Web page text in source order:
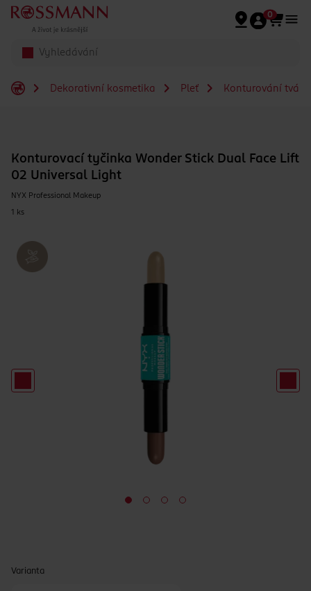
Přeskočit na hlavmní obsah
0
Dekorativní kosmetika Pleť Konturování tváře
Konturovací tyčinka Wonder Stick Dual Face Lift
02 Universal Light
NYX Professional Makeup
1 ks
Varianta